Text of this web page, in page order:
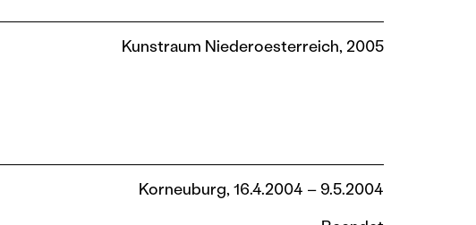
Kunstraum Niederoesterreich, 2005
Korneuburg, 16.4.2004 – 9.5.2004